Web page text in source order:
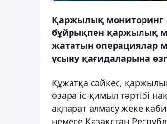
Қаржылық мониторинг
бұйрықпен қаржылық
жататын операциялар
ұсыну қағидаларына
Құжатқа сәйкес,
өзара іс-қимыл тәртібі
ақпарат алмасу жеке
немесе Қазақстан